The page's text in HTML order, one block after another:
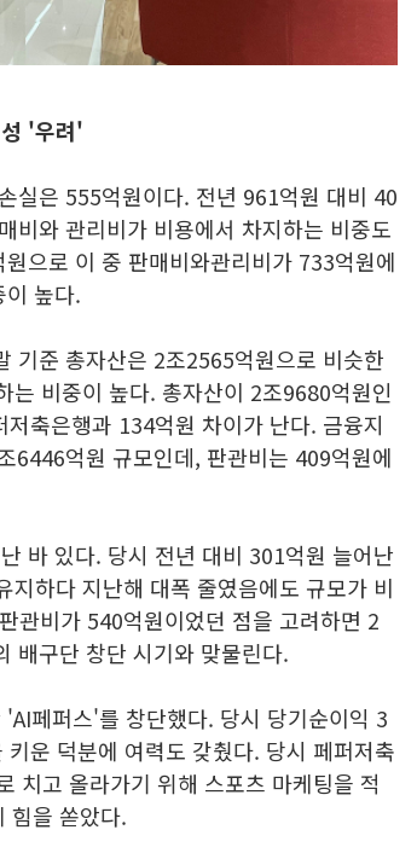
'우려'
실은 555억원이다. 전년 961억원 대비 40
비와 관리비가 비용에서 차지하는 비중도
으로 이 중 판매비와관리비가 733억원에
높다.
기준 총자산은 2조2565억원으로 비슷한
는 비중이 높다. 총자산이 2조9680억원인
축은행과 134억원 차이가 난다. 금융지
6446억원 규모인데, 판관비는 409억원에
바 있다. 당시 전년 대비 301억원 늘어난
하다 지난해 대폭 줄였음에도 규모가 비
관비가 540억원이었던 점을 고려하면 2
배구단 창단 시기와 맞물린다.
페퍼스'를 창단했다. 당시 당기순이익 3
운 덕분에 여력도 갖췄다. 당시 페퍼저축
치고 올라가기 위해 스포츠 마케팅을 적
힘을 쏟았다.